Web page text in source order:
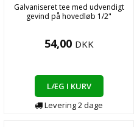
Galvaniseret tee med udvendigt
gevind på hovedløb 1/2"
54,00 DKK
LÆG I KURV
Levering2dage